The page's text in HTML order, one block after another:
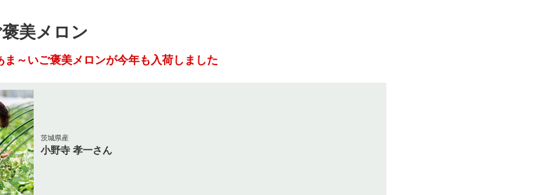
美メロン
～いご褒美メロンが今年も入荷しました
茨城県産
小野寺 孝一さん